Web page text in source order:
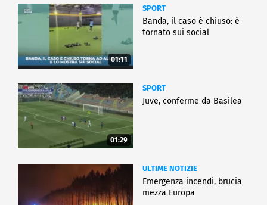
01:11
SPORT
Banda, il caso è chiuso: è
tornato sui social
01:29
SPORT
Juve, conferme da Basilea
ULTIME NOTIZIE
Emergenza incendi, brucia
mezza Europa